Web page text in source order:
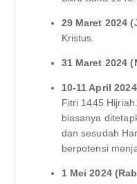
29 Maret 2024
Kristus.
31 Maret 2024
10-11 April
Fitri 1445
biasanya
dan sesudah
berpotensi
1 Mei 2024